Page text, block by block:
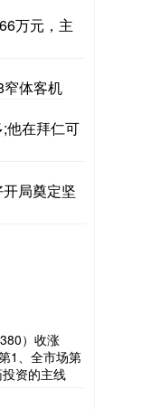
万元，主
体客机
他在拜仁可
局奠定坚
）收涨
1、全市场第
资的主线